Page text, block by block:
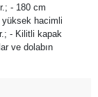
- 180 cm
yüksek hacimli
- Kilitli kapak
ve dolabın